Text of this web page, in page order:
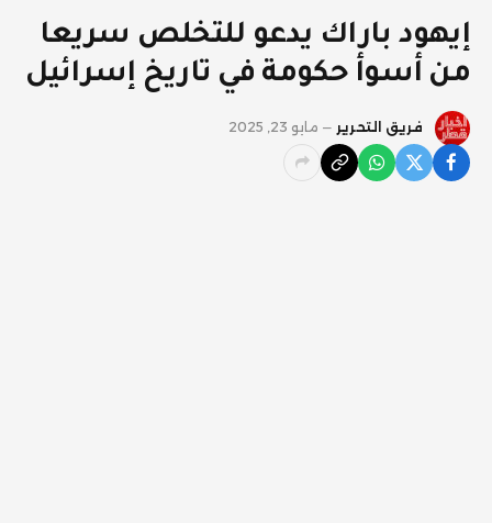
إيهود باراك يدعو للتخلص سريعا
من أسوأ حكومة في تاريخ إسرائيل
فريق التحرير مايو 23, 2025